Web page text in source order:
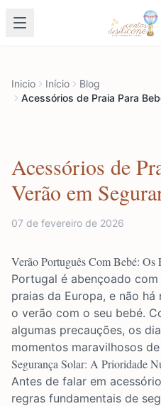
Inicio Início
Blog
Acessórios de Praia Para
Acessórios de
Verão em
07 de fevereiro de 2026
Verão Português Com Bebé: Os
Portugal é abençoado
praias da Europa, e não
o verão com o seu bebé.
algumas precauções, os
momentos maravilhosos
Segurança Solar: A Prioridade
Antes de falar em
regras fundamentais de